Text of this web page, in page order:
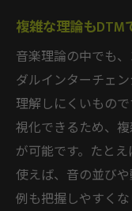
複雑な理論もDTM
音楽理論の中でも
ダルインターチェ
理解しにくいもの
視化できるため、
が可能です。たと
使えば、音の並び
例も把握しやすくな